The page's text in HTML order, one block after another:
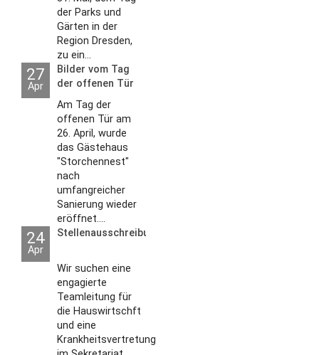
der Parks und
Gärten in der
Region Dresden,
zu ein...
27
Apr
Bilder vom Tag
der offenen Tür
2026
Am Tag der
offenen Tür am
26. April, wurde
das Gästehaus
"Storchennest"
nach
umfangreicher
Sanierung wieder
eröffnet....
24
Apr
Stellenausschreibungen
Wir suchen eine
engagierte
Teamleitung für
die Hauswirtschft
und eine
Krankheitsvertretung